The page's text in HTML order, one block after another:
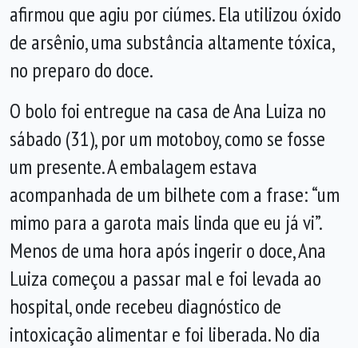
afirmou que agiu por ciúmes. Ela utilizou óxido
de arsênio, uma substância altamente tóxica,
no preparo do doce.
O bolo foi entregue na casa de Ana Luiza no
sábado (31), por um motoboy, como se fosse
um presente. A embalagem estava
acompanhada de um bilhete com a frase: “um
mimo para a garota mais linda que eu já vi”.
Menos de uma hora após ingerir o doce, Ana
Luiza começou a passar mal e foi levada ao
hospital, onde recebeu diagnóstico de
intoxicação alimentar e foi liberada. No dia